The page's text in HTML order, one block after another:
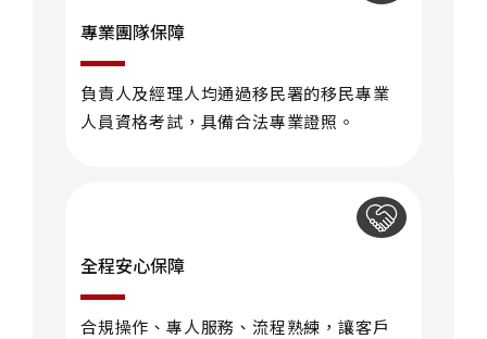
專業團隊保障
負責人及經理人均通過移民署的移民專業
人員資格考試，具備合法專業證照。
全程安心保障
合規操作、專人服務、流程熟練，讓客戶